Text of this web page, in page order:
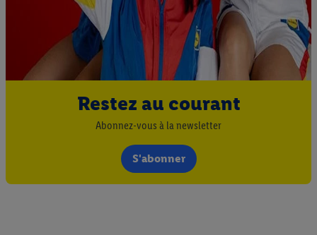
Restez au courant
Abonnez-vous à la newsletter
S'abonner